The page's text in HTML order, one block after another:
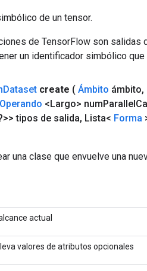
de un tensor.
de TensorFlow son salidas
un identificador simbólico
Dataset create ( Ámbito ámbito,
Operando <Largo> numParallel
tipos de salida, Lista< Forma
una clase que envuelve una
actual
lleva valores de atributos opcionales